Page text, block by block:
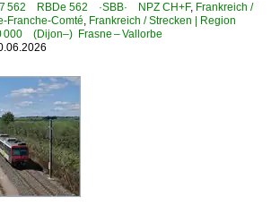
Schmalspur
· 66400 · 66600 · 66700 · 66900
· 72100
7 562 RBDe 562 ·SBB· NPZ CH+F, Frankreich /
Franche-Comté, Frankreich / Strecken | Region
000 (Dijon–) Frasne – Vallorbe